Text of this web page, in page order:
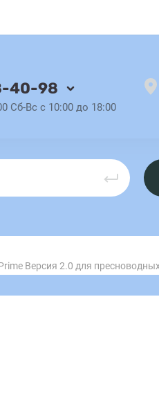
40-98
Сб-Вс с 10:00 до 18:00
Версия 2.0 для